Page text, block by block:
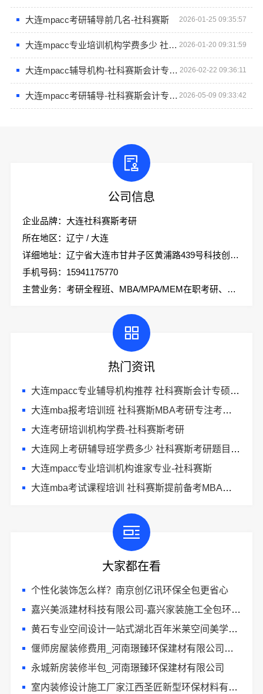
大连mpacc考研辅导前几名-社科赛斯 2026-01-25 09:35:57
大连mpacc专业培训机构学费多少 社科赛斯专职师资为您答疑解惑 2026-01-20 09:31:59
大连mpacc辅导机构-社科赛斯会计专硕考研只教解题思路和技巧 2026-02-22 09:36:11
大连mpacc考研辅导-社科赛斯会计专硕考研服务人才伴您成长 2026-05-09 09:33:42
公司信息
企业品牌：大连社科赛斯考研
所在地区：辽宁 / 大连
详细地址：辽宁省大连市甘井子区黄浦路439号科技创业大厦2楼社科赛斯考研
手机号码：15941175770
主营业务：考研全程班、MBA/MPA/MEM在职考研、会计专硕、考研集训营
热门资讯
大连mpacc专业辅导机构推荐 社科赛斯会计专硕考研全程规划
大连mba报考培训班 社科赛斯MBA考研专注考研教育
大连考研培训机构学费-社科赛斯考研
大连网上考研辅导班学费多少 社科赛斯考研题目解析
大连mpacc专业培训机构谁家专业-社科赛斯
大连mba考试课程培训 社科赛斯提前备考MBA目标名校
大家都在看
个性化装饰怎么样？南京创亿讯环保全包更省心
嘉兴美派建材科技有限公司-嘉兴家装施工全包环保材料优选
黄石专业空间设计一站式湖北百年米莱空间美学装饰材料有限公司
偃师房屋装修费用_河南璟臻环保建材有限公司报价透明
永城新房装修半包_河南璟臻环保建材有限公司
室内装修设计施工厂家江西圣匠新型环保材料有限公司